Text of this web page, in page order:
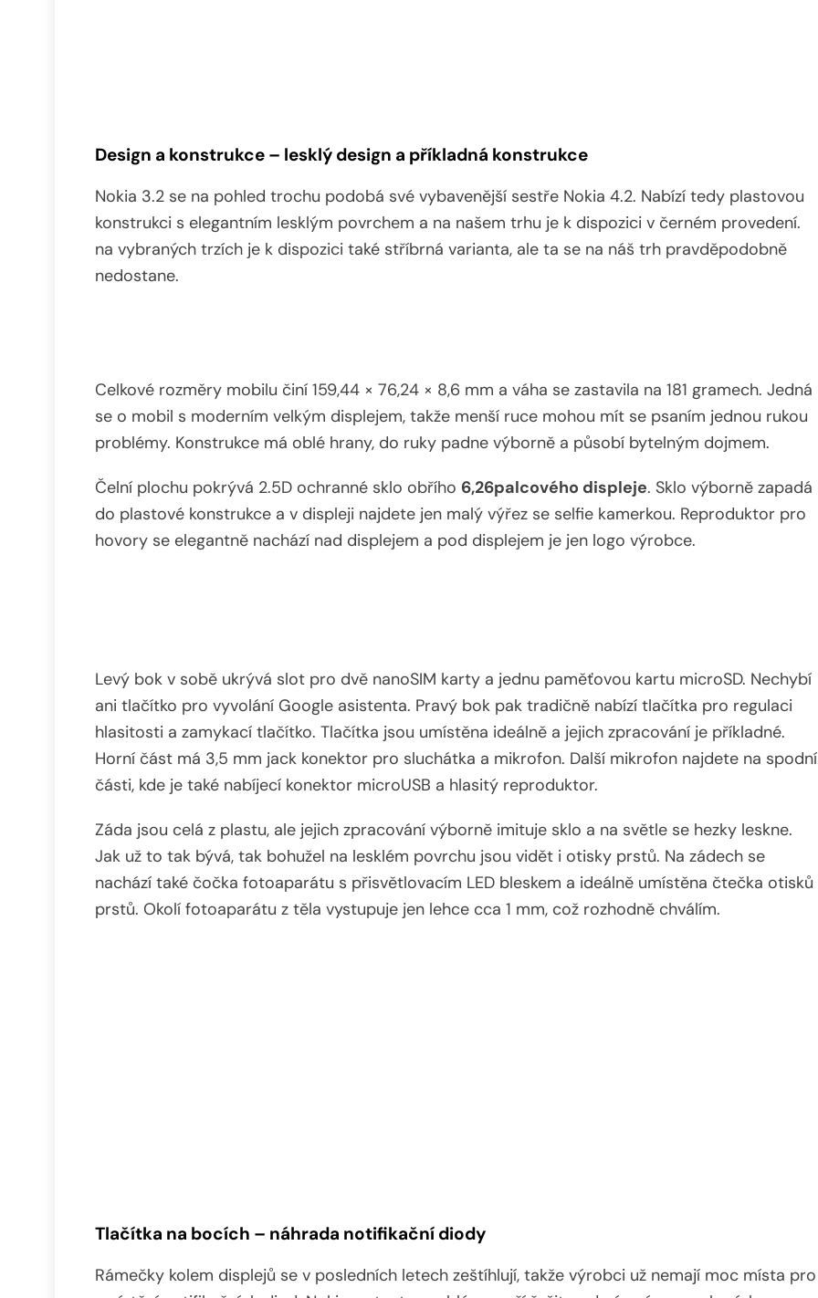
Design a konstrukce – lesklý design a příkladná konstrukce
Nokia 3.2 se na pohled trochu podobá své vybavenější sestře Nokia 4.2. Nabízí tedy plastovou
konstrukci s elegantním lesklým povrchem a na našem trhu je k dispozici v černém provedení.
na vybraných trzích je k dispozici také stříbrná varianta, ale ta se na náš trh pravděpodobně
nedostane.
Celkové rozměry mobilu činí 159,44 × 76,24 × 8,6 mm a váha se zastavila na 181 gramech. Jedná
se o mobil s moderním velkým displejem, takže menší ruce mohou mít se psaním jednou rukou
problémy. Konstrukce má oblé hrany, do ruky padne výborně a působí bytelným dojmem.
Čelní plochu pokrývá 2.5D ochranné sklo obřího 6,26palcového displeje. Sklo výborně zapadá
do plastové konstrukce a v displeji najdete jen malý výřez se selfie kamerkou. Reproduktor pro
hovory se elegantně nachází nad displejem a pod displejem je jen logo výrobce.
Levý bok v sobě ukrývá slot pro dvě nanoSIM karty a jednu paměťovou kartu microSD. Nechybí
ani tlačítko pro vyvolání Google asistenta. Pravý bok pak tradičně nabízí tlačítka pro regulaci
hlasitosti a zamykací tlačítko. Tlačítka jsou umístěna ideálně a jejich zpracování je příkladné.
Horní část má 3,5 mm jack konektor pro sluchátka a mikrofon. Další mikrofon najdete na spodní
části, kde je také nabíjecí konektor microUSB a hlasitý reproduktor.
Záda jsou celá z plastu, ale jejich zpracování výborně imituje sklo a na světle se hezky leskne.
Jak už to tak bývá, tak bohužel na lesklém povrchu jsou vidět i otisky prstů. Na zádech se
nachází také čočka fotoaparátu s přisvětlovacím LED bleskem a ideálně umístěna čtečka otisků
prstů. Okolí fotoaparátu z těla vystupuje jen lehce cca 1 mm, což rozhodně chválím.
Tlačítka na bocích – náhrada notifikační diody
Rámečky kolem displejů se v posledních letech zeštíhlují, takže výrobci už nemají moc místa pro